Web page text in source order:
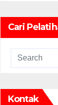
Cari
Kontak